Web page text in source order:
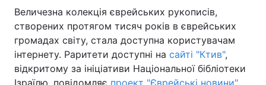
Величезна колекція єврейських рукописів,
створених протягом тисяч років в єврейських
громадах світу, стала доступна користувачам
інтернету. Раритети доступні на сайті "Ктив",
відкритому за ініціативи Національної бібліотеки
Ізраїлю, повідомляє проект "Єврейські новини".